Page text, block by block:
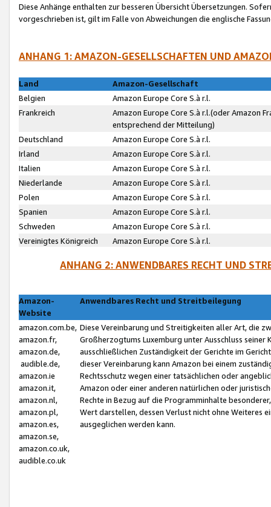
Diese Anhänge enthalten zur besseren Übersicht Übersetzungen.
vorgeschrieben ist, gilt im Falle von Abweichungen die englische
ANHANG 1: AMAZON-GESELLSCHAFTEN UND
Land
Amazon-Gesellschaft
Belgien
Amazon Europe Core S.à r.l.
Frankreich
Amazon Europe Core S.à r.l.(oder Amazon
entsprechend der Mitteilung)
Deutschland
Amazon Europe Core S.à r.l.
Irland
Amazon Europe Core S.à r.l.
Italien
Amazon Europe Core S.à r.l.
Niederlande
Amazon Europe Core S.à r.l.
Polen
Amazon Europe Core S.à r.l.
Spanien
Amazon Europe Core S.à r.l.
Schweden
Amazon Europe Core S.à r.l.
Vereinigtes Königreich
Amazon Europe Core S.à r.l.
ANHANG 2: ANWENDBARES RECHT UND
Amazon-
Website
Anwendbares Recht und Streitbeilegung
amazon.com.be,
amazon.fr,
amazon.de,
audible.de,
amazon.ie
amazon.it,
amazon.nl,
amazon.pl,
amazon.es,
amazon.se,
amazon.co.uk,
audible.co.uk
Diese Vereinbarung und Streitigkeiten aller Art, die
Großherzogtums Luxemburg unter Ausschluss
ausschließlichen Zuständigkeit der Gerichte im
dieser Vereinbarung kann Amazon bei einem
Rechtsschutz wegen einer tatsächlichen oder
Amazon oder einer anderen natürlichen oder
Rechte in Bezug auf die Programminhalte
Wert darstellen, dessen Verlust nicht ohne Weiteres
ausgeglichen werden kann.